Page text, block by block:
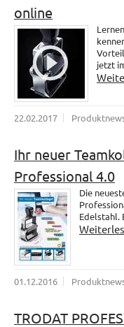
online
jetzt
22.02.2017
Ihr neuer
Professional 4.0
Die
Edelstahl.
01.12.2016
TRODAT